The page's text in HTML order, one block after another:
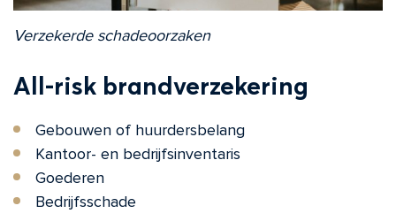
Verzekerde schadeoorzaken
All-risk brandverzekering
Gebouwen of huurdersbelang
Kantoor- en bedrijfsinventaris
Goederen
Bedrijfsschade